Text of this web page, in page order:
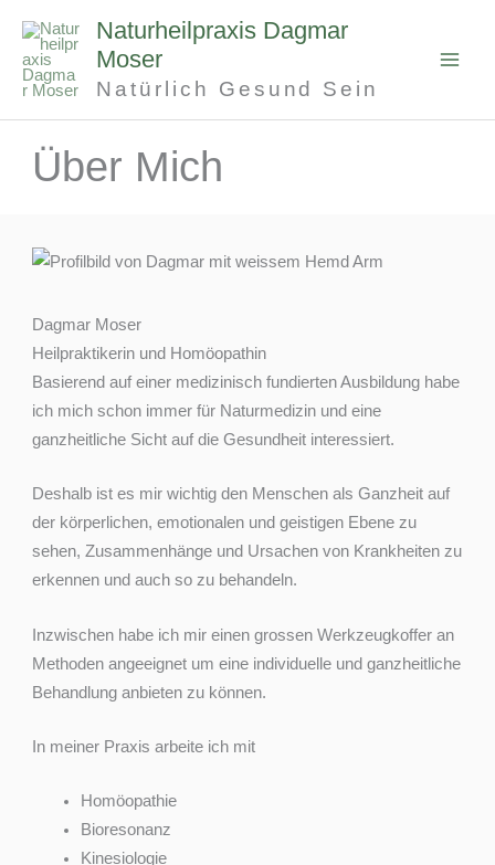
Inhalt
springen
Naturheilpraxis Dagmar
Moser
Natürlich Gesund Sein
Über Mich
Dagmar Moser
Heilpraktikerin und Homöopathin
Basierend auf einer medizinisch fundierten Ausbildung habe
ich mich schon immer für Naturmedizin und eine
ganzheitliche Sicht auf die Gesundheit interessiert.
Deshalb ist es mir wichtig den Menschen als Ganzheit auf
der körperlichen, emotionalen und geistigen Ebene zu
sehen, Zusammenhänge und Ursachen von Krankheiten zu
erkennen und auch so zu behandeln.
Inzwischen habe ich mir einen grossen Werkzeugkoffer an
Methoden angeeignet um eine individuelle und ganzheitliche
Behandlung anbieten zu können.
In meiner Praxis arbeite ich mit
Homöopathie
Bioresonanz
Kinesiologie